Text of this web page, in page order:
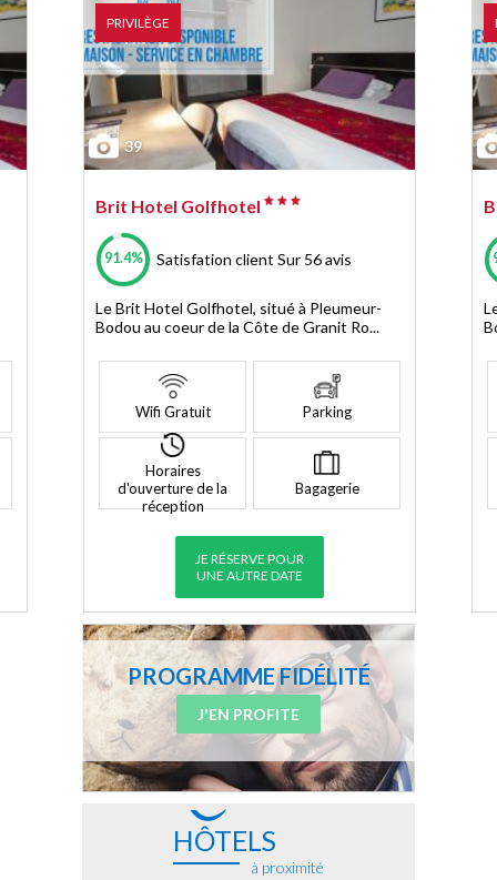
PRIVILÈGE
39
Brit Hotel Golfhotel
91.4% Satisfation client Sur 56 avis
Le Brit Hotel Golfhotel, situé à Pleumeur-
Bodou au coeur de la Côte de Granit Ro...
Wifi Gratuit Parking
Horaires
d'ouverture de la
réception
Bagagerie
JE RÉSERVE POUR
UNE AUTRE DATE
PROGRAMME FIDÉLITÉ
J'EN PROFITE
HÔTELS
à proximité